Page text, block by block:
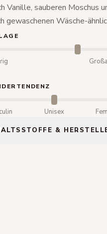
Vanille, sauberen Moschus
gewaschenen Wäsche-
Unisex
&